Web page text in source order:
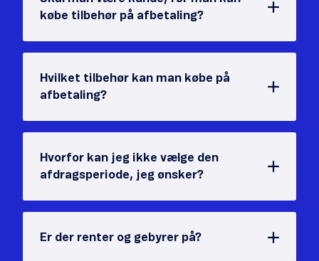
købe tilbehør på afbetaling?
Hvilket tilbehør kan man købe på
afbetaling?
Hvorfor kan jeg ikke vælge den
afdragsperiode, jeg ønsker?
Er der renter og gebyrer på?